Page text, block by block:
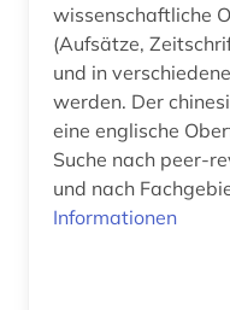
wissenschaftliche
(Aufsätze,
und in
werden. Der
eine englische
Suche nach peer-
und nach
Informationen